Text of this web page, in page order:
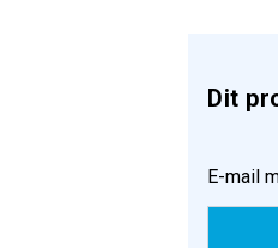
Dit
E-mail